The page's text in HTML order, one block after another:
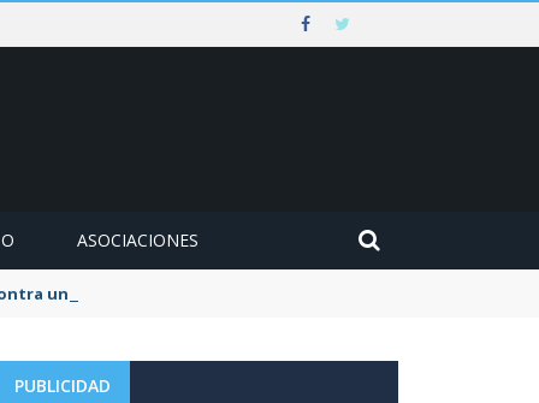
ASOCIACIONES
un muro en Ezcaray
PUBLICIDAD